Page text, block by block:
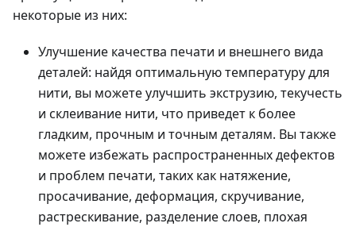
некоторые из них:
Улучшение качества печати и внешнего вида
деталей: найдя оптимальную температуру для
нити, вы можете улучшить экструзию, текучесть
и склеивание нити, что приведет к более
гладким, прочным и точным деталям. Вы также
можете избежать распространенных дефектов
и проблем печати, таких как натяжение,
просачивание, деформация, скручивание,
растрескивание, разделение слоев, плохая